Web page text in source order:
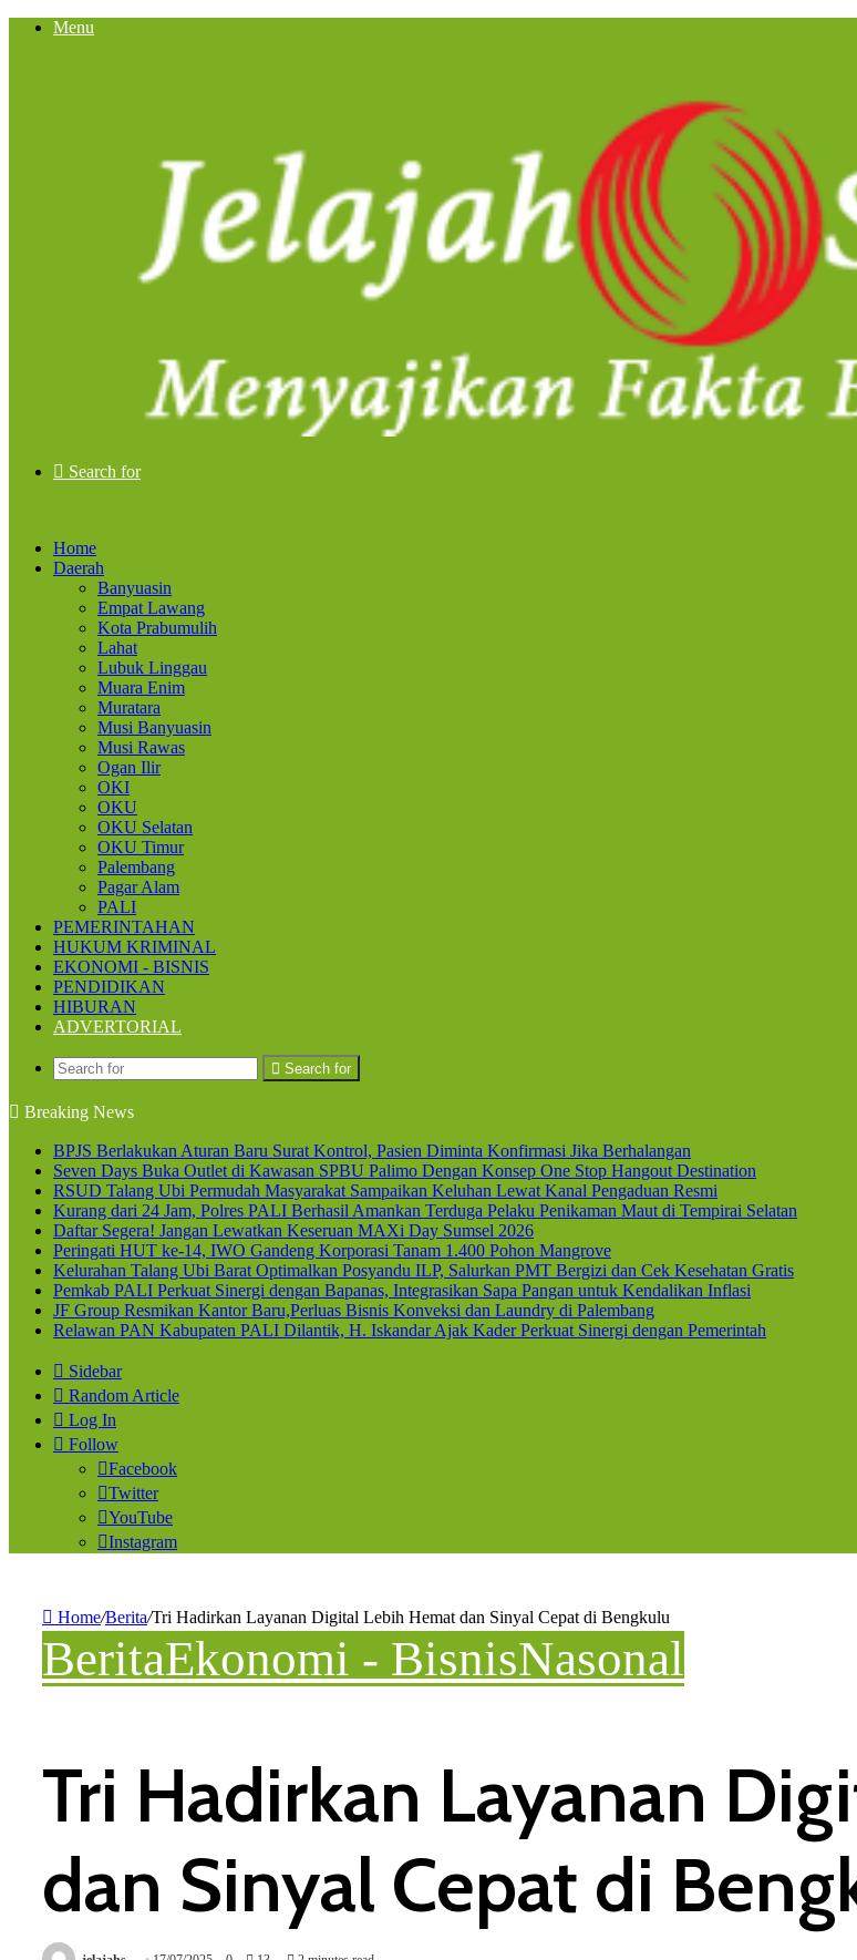
Menu
Search for
Home
Daerah
Banyuasin
Empat Lawang
Kota Prabumulih
Lahat
Lubuk Linggau
Muara Enim
Muratara
Musi Banyuasin
Musi Rawas
Ogan Ilir
OKI
OKU
OKU Selatan
OKU Timur
Palembang
Pagar Alam
PALI
PEMERINTAHAN
HUKUM KRIMINAL
EKONOMI - BISNIS
PENDIDIKAN
HIBURAN
ADVERTORIAL
Search for
Breaking News
BPJS Berlakukan Aturan Baru Surat Kontrol, Pasien Diminta Konfirmasi Jika Berhalangan
Seven Days Buka Outlet di Kawasan SPBU Palimo Dengan Konsep One Stop Hangout Destination
RSUD Talang Ubi Permudah Masyarakat Sampaikan Keluhan Lewat Kanal Pengaduan Resmi
Kurang dari 24 Jam, Polres PALI Berhasil Amankan Terduga Pelaku Penikaman Maut di Tempirai Selatan
Daftar Segera! Jangan Lewatkan Keseruan MAXi Day Sumsel 2026
Peringati HUT ke-14, IWO Gandeng Korporasi Tanam 1.400 Pohon Mangrove
Kelurahan Talang Ubi Barat Optimalkan Posyandu ILP, Salurkan PMT Bergizi dan Cek Kesehatan Gratis
Pemkab PALI Perkuat Sinergi dengan Bapanas, Integrasikan Sapa Pangan untuk Kendalikan Inflasi
JF Group Resmikan Kantor Baru,Perluas Bisnis Konveksi dan Laundry di Palembang
Relawan PAN Kabupaten PALI Dilantik, H. Iskandar Ajak Kader Perkuat Sinergi dengan Pemerintah
Sidebar
Random Article
Log In
Follow
Facebook
Twitter
YouTube
Instagram
Home/Berita/Tri Hadirkan Layanan Digital Lebih Hemat dan Sinyal Cepat di Bengkulu
BeritaEkonomi - BisnisNasonal
Tri Hadirkan Layanan
dan Sinyal Cepat di